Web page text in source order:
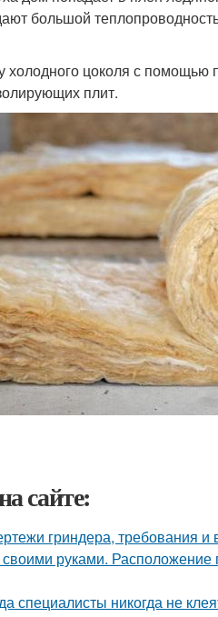
большой
цоколя с помощью
плит.
сайте:
гриндера, требования и
руками. Расположение
специалисты никогда не